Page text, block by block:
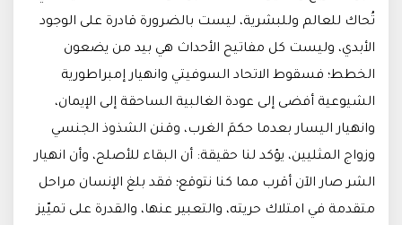
تُحاك للعالم وللبشرية، ليست بالضرورة قادرة على الوجود
الأبدي، وليست كل مفاتيح الأحداث هي بيد من يضعون
الخطط؛ فسقوط الاتحاد السوفيتي وانهيار إمبراطورية
الشيوعية أفضى إلى عودة الغالبية الساحقة إلى الإيمان،
وانهيار اليسار بعدما حكمَ الغرب، وقنن الشذوذ الجنسي
وزواج المثليين، يؤكد لنا حقيقة: أن البقاء للأصلح، وأن انهيار
الشر صار الآن أقرب مما كنا نتوقع؛ فقد بلغ الإنسان مراحل
متقدمة في امتلاك حريته، والتعبير عنها، والقدرة على تميّيز